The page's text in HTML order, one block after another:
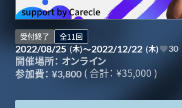
受付終了 全11回
2022/08/25 (木)～2022/12/22 (木) 30
開催場所： オンライン
参加費： ¥3,800 (合計： ¥35,000 )